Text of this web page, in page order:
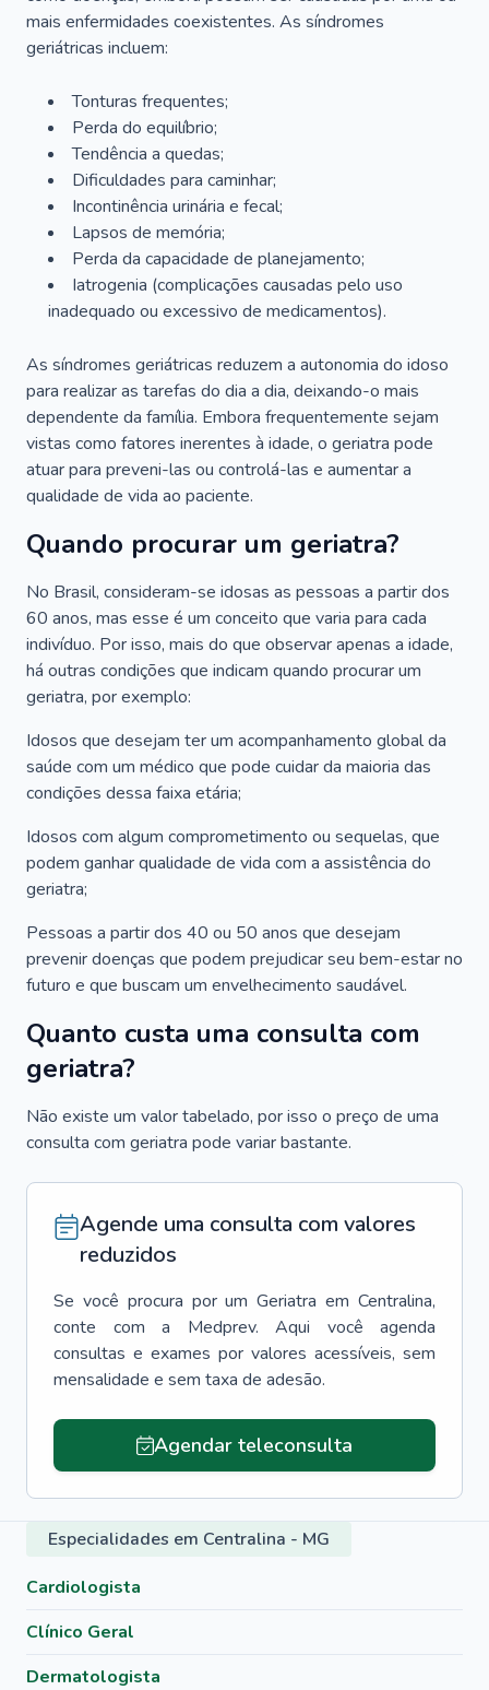
mais enfermidades coexistentes. As síndromes
geriátricas incluem:
Tonturas frequentes;
Perda do equilíbrio;
Tendência a quedas;
Dificuldades para caminhar;
Incontinência urinária e fecal;
Lapsos de memória;
Perda da capacidade de planejamento;
Iatrogenia (complicações causadas pelo uso
inadequado ou excessivo de medicamentos).
As síndromes geriátricas reduzem a autonomia do idoso
para realizar as tarefas do dia a dia, deixando-o mais
dependente da família. Embora frequentemente sejam
vistas como fatores inerentes à idade, o geriatra pode
atuar para preveni-las ou controlá-las e aumentar a
qualidade de vida ao paciente.
Quando procurar um geriatra?
No Brasil, consideram-se idosas as pessoas a partir dos
60 anos, mas esse é um conceito que varia para cada
indivíduo. Por isso, mais do que observar apenas a idade,
há outras condições que indicam quando procurar um
geriatra, por exemplo:
Idosos que desejam ter um acompanhamento global da
saúde com um médico que pode cuidar da maioria das
condições dessa faixa etária;
Idosos com algum comprometimento ou sequelas, que
podem ganhar qualidade de vida com a assistência do
geriatra;
Pessoas a partir dos 40 ou 50 anos que desejam
prevenir doenças que podem prejudicar seu bem-estar no
futuro e que buscam um envelhecimento saudável.
Quanto custa uma consulta com
geriatra?
Não existe um valor tabelado, por isso o preço de uma
consulta com geriatra pode variar bastante.
Agende uma consulta com valores
reduzidos
Se você procura por um Geriatra em Centralina,
conte com a Medprev. Aqui você agenda
consultas e exames por valores acessíveis, sem
mensalidade e sem taxa de adesão.
Agendar teleconsulta
Especialidades em Centralina - MG
Cardiologista
Clínico Geral
Dermatologista